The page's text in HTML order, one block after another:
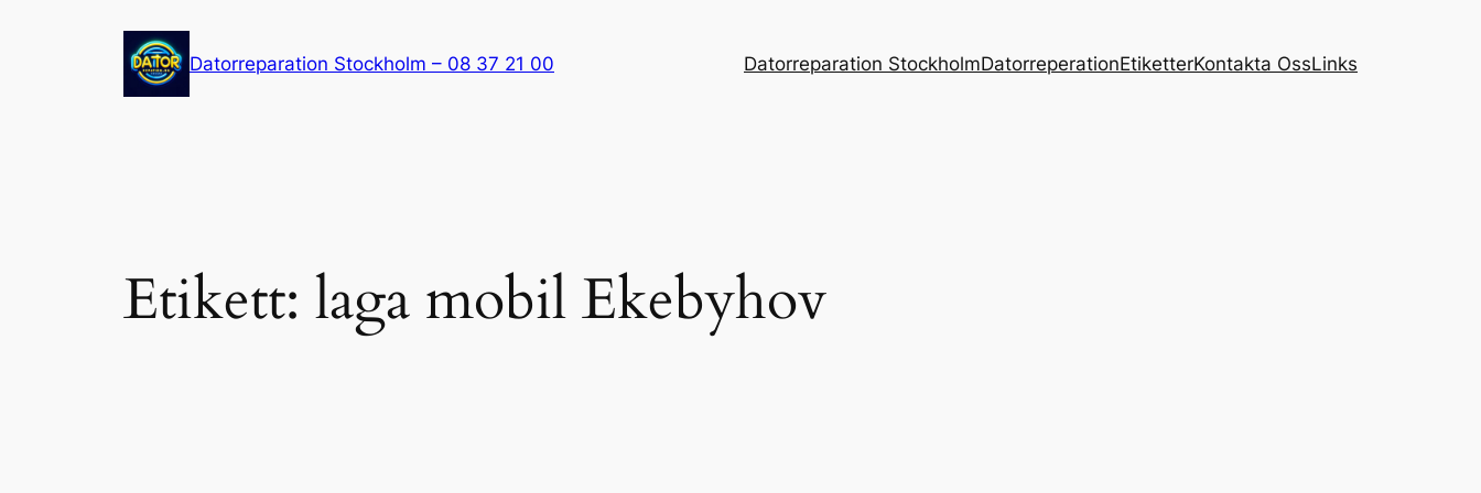
Datorreparation Stockholm – 08 37 21 00 Datorreparation StockholmDatorreperationEtiketterKontakta OssLinks
Etikett: laga mobil Ekebyhov